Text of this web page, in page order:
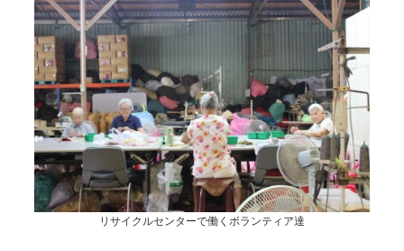
リサイクルセンターで働くボランティア達